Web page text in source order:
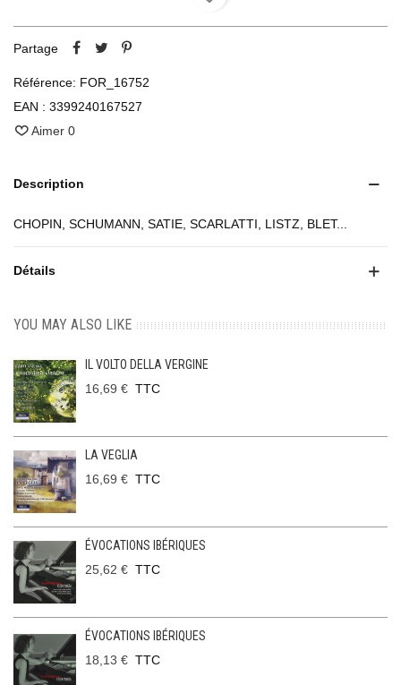
Partage
Référence: FOR_16752
EAN : 3399240167527
Aimer 0
Description
CHOPIN, SCHUMANN, SATIE, SCARLATTI, LISTZ, BLET...
Détails
YOU MAY ALSO LIKE
IL VOLTO DELLA VERGINE
16,69 € TTC
LA VEGLIA
16,69 € TTC
ÉVOCATIONS IBÉRIQUES
25,62 € TTC
ÉVOCATIONS IBÉRIQUES
18,13 € TTC